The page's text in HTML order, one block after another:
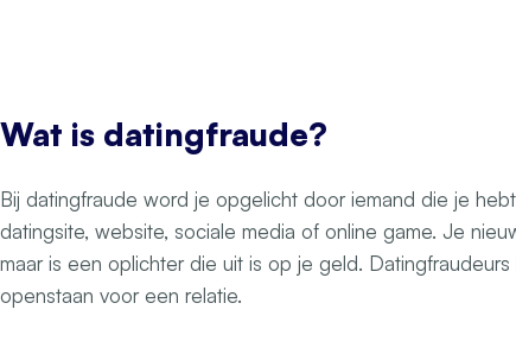
Wat is datingfraude?
Bij datingfraude word je opgelicht door iemand die je
datingsite, website, sociale media of online game. Je
maar is een oplichter die uit is op je geld.
openstaan voor een relatie.